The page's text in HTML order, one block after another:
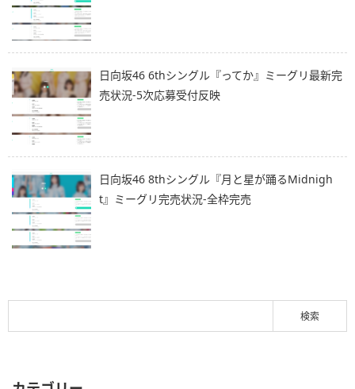
日向坂46 6thシングル『ってか』ミーグリ最新完
売状況-5次応募受付反映
日向坂46 8thシングル『月と星が踊るMidnigh
t』ミーグリ完売状況-全枠完売